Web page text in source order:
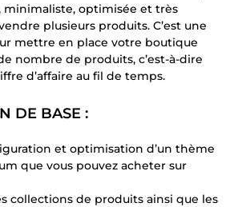
minimaliste, optimisée et très
plusieurs produits. C’est une
mettre en place votre boutique
nombre de produits, c’est-à-dire
d’affaire au fil de temps.
DE BASE :
et optimisation d’un thème
que vous pouvez acheter sur
collections de produits ainsi que les